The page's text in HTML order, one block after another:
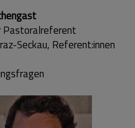
Pastoralreferent
Seckau, Referent:innen